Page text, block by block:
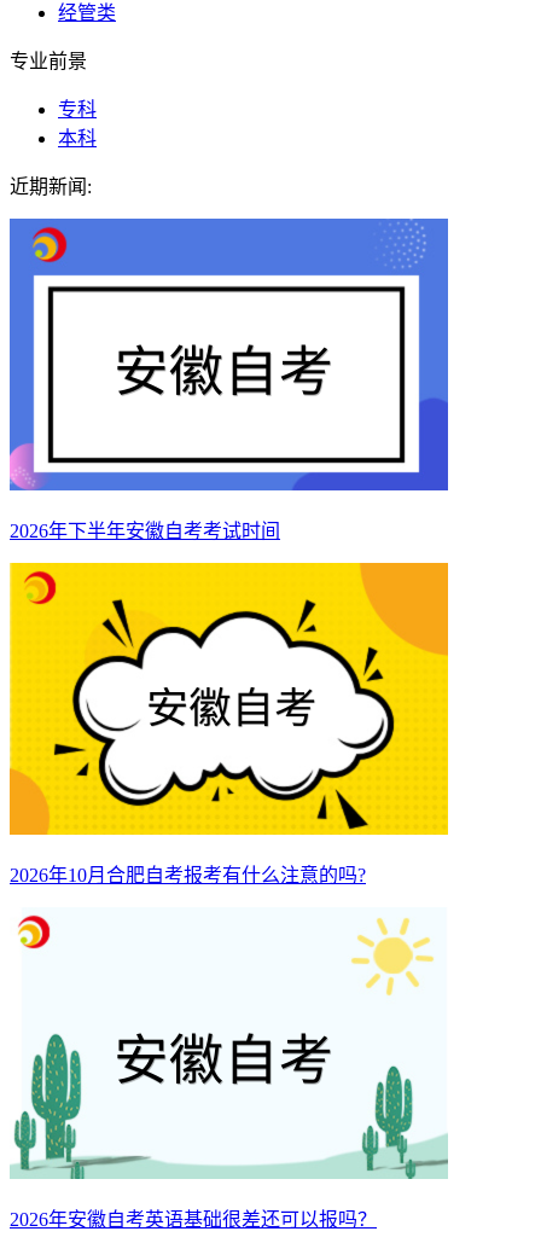
经管类
专业前景
专科
本科
近期新闻:
2026年下半年安徽自考考试时间
2026年10月合肥自考报考有什么注意的吗?
2026年安徽自考英语基础很差还可以报吗？